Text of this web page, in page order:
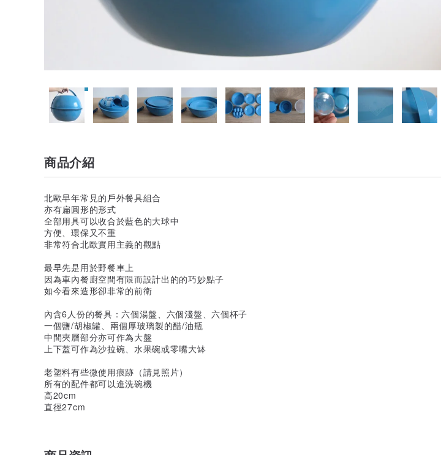
商品介紹
北歐早年常見的戶外餐具組合
亦有扁圓形的形式
全部用具可以收合於藍色的大球中
方便、環保又不重
非常符合北歐實用主義的觀點
最早先是用於野餐車上
因為車內餐廚空間有限而設計出的的巧妙點子
如今看來造形卻非常的前衛
內含6人份的餐具：六個湯盤、六個淺盤、六個杯子
一個鹽/胡椒罐、兩個厚玻璃製的醋/油瓶
中間夾層部分亦可作為大盤
上下蓋可作為沙拉碗、水果碗或零嘴大缽
老塑料有些微使用痕跡（請見照片）
所有的配件都可以進洗碗機
高20cm
直徑27cm